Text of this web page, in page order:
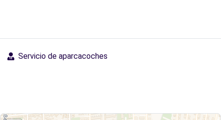
Servicio de aparcacoches